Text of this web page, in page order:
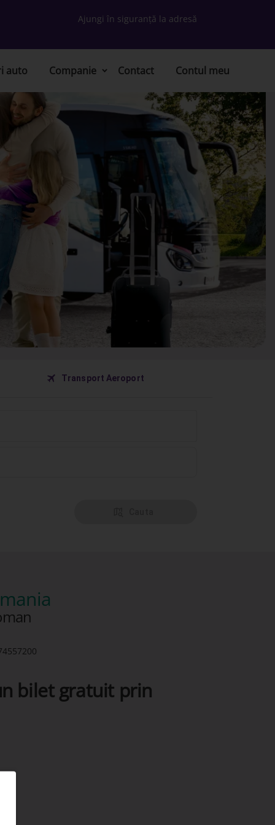
Ajungi în siguranță la adresă
auto Companie Contact Contul meu
󰀝 Transport Aeroport
bilet gratuit prin